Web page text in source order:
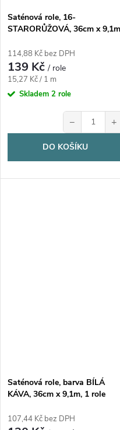
Saténová role, 16-
STARORŮŽOVÁ, 36cm x 9,1m
114,88 Kč bez DPH
139 Kč/ role
Měrná
cena:
15,27 Kč / 1 m
Skladem 2 role
− +
DO KOŠÍKU
Saténová role, barva BÍLÁ
KÁVA, 36cm x 9,1m, 1 role
107,44 Kč bez DPH